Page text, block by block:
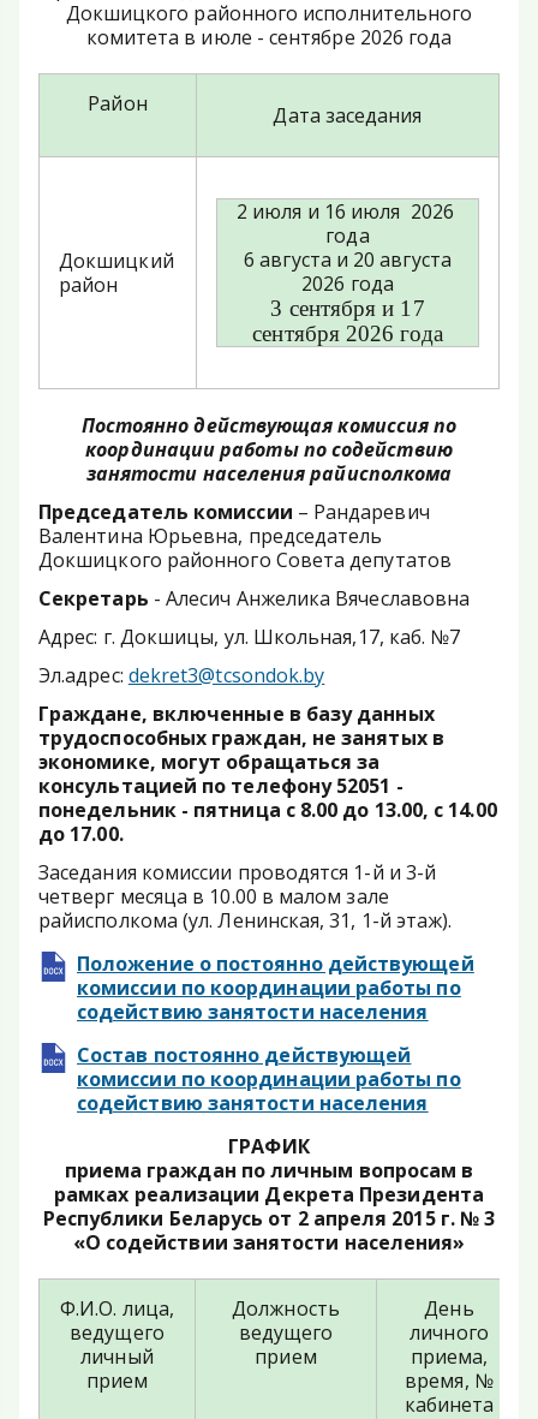
Докшицкого районного исполнительного
комитета в июле - сентябре 2026 года
Район Дата заседания
Докшицкий
район
2 июля и 16 июля 2026
года
6 августа и 20 августа
2026 года
3 сентября и 17
сентября 2026 года
Постоянно действующая комиссия по
координации работы по содействию
занятости населения райисполкома
Председатель комиссии – Рандаревич
Валентина Юрьевна, председатель
Докшицкого районного Совета депутатов
Секретарь - Алесич Анжелика Вячеславовна
Адрес: г. Докшицы, ул. Школьная,17, каб. №7
Эл.адрес: dekret3@tcsondok.by
Граждане, включенные в базу данных
трудоспособных граждан, не занятых в
экономике, могут обращаться за
консультацией по телефону 52051 -
понедельник - пятница с 8.00 до 13.00, с 14.00
до 17.00.
Заседания комиссии проводятся 1-й и 3-й
четверг месяца в 10.00 в малом зале
райисполкома (ул. Ленинская, 31, 1-й этаж).
Положение о постоянно действующей
комиссии по координации работы по
содействию занятости населения
Состав постоянно действующей
комиссии по координации работы по
содействию занятости населения
ГРАФИК
приема граждан по личным вопросам в
рамках реализации Декрета Президента
Республики Беларусь от 2 апреля 2015 г. № 3
«О содействии занятости населения»
Ф.И.О. лица,
ведущего
личный
прием
Должность
ведущего
прием
День
личного
приема,
время, №
кабинета